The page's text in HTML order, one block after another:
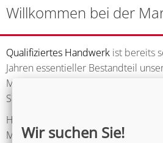
Willkommen bei der
Qualifiziertes Handwerk ist bereits
Jahren essentieller Bestandteil
Meisterbetriebes der Rollladen- und
Sonnenschutztechnik.
Heute zählt die Martinez GmbH
Mitarbeiter. Unser Unternehmen